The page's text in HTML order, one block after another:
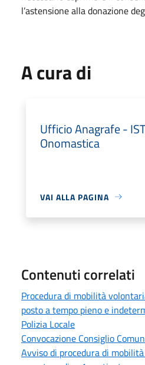
l’astensione alla donazione
A cura di
Ufficio Anagrafe -
Onomastica
VAI ALLA PAGINA
Contenuti correlati
Procedura di mobilità
posto a tempo pieno e
Polizia Locale
Convocazione Consiglio
Avviso di procedura di